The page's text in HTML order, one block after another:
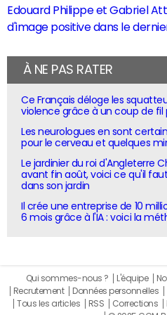
Edouard Philippe et Gabriel
d'image positive dans le
À NE PAS RATER
Ce Français déloge les
violence grâce à un coup de
Les neurologues en sont
pour le cerveau et quelques
Le jardinier du roi d'Angleterre
avant fin août, voici ce qu'il
dans son jardin
Il crée une entreprise de 10
6 mois grâce à l'IA : voici la
Qui sommes-nous ? L'équipe
Recrutement
Données personnelles
Tous les articles
RSS Corrections